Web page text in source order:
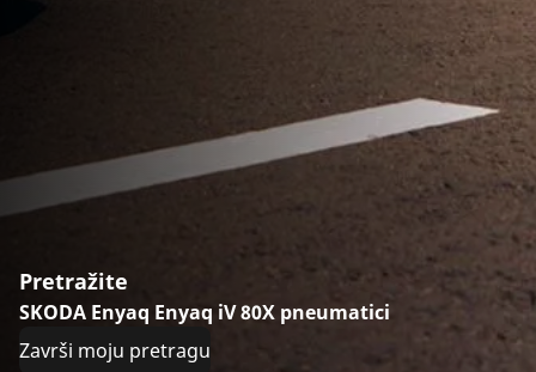
Pretražite
SKODA Enyaq Enyaq iV 80X pneumatici
Završi moju pretragu